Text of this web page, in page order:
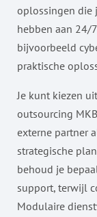
oplossingen die
hebben aan 24/
bijvoorbeeld
praktische
Je kunt kiezen
outsourcing
externe partner
strategische
behoud je
support, terwijl
Modulaire